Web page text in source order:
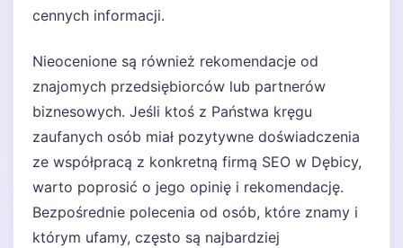
cennych informacji.
Nieocenione są również rekomendacje od
znajomych przedsiębiorców lub partnerów
biznesowych. Jeśli ktoś z Państwa kręgu
zaufanych osób miał pozytywne doświadczenia
ze współpracą z konkretną firmą SEO w Dębicy,
warto poprosić o jego opinię i rekomendację.
Bezpośrednie polecenia od osób, które znamy i
którym ufamy, często są najbardziej